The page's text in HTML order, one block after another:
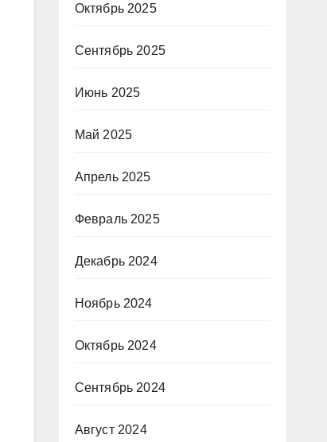
Октябрь 2025
Сентябрь 2025
Июнь 2025
Май 2025
Апрель 2025
Февраль 2025
Декабрь 2024
Ноябрь 2024
Октябрь 2024
Сентябрь 2024
Август 2024